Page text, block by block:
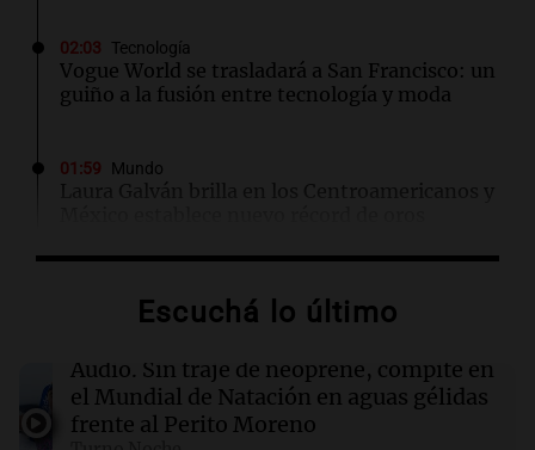
02:03 Tecnología
Vogue World se trasladará a San Francisco: un
guiño a la fusión entre tecnología y moda
01:59 Mundo
Laura Galván brilla en los Centroamericanos y
La fertilización podría depender del trabajo en
estudio
01:24 Mundo
Escuchá lo último
Audio. Sin traje de neoprene, compite en
el Mundial de Natación en aguas gélidas
frente al Perito Moreno